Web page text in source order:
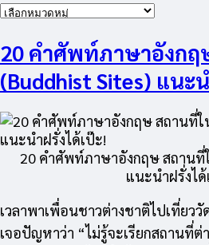
หมวด
20 คำศัพท์ภาษาอังกฤ
(Buddhist Sites) แนะ
20 คำศัพท์ภาษาอังกฤษ สถานที่
แนะนำฝรั่งได้
เวลาพาเพื่อนชาวต่างชาติไปเที่ยว
เจอปัญหาว่า “ไม่รู้จะเรียกสถานที่ต่